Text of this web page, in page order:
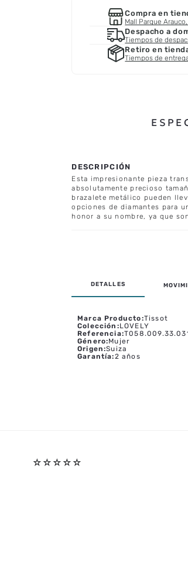
Compra en
Mall Parque
Despacho a
Tiempos de
Retiro en
Tiempos de
Esta impresionante pieza
absolutamente precioso
brazalete metálico pueden
opciones de diamantes para
honor a su nombre, ya que
Marca Producto:Tissot
Colección :LOVELY
Referencia:
Género:Mujer
Origen:Suiza
Garantía:2 años
☆ ☆ ☆ ☆ ☆